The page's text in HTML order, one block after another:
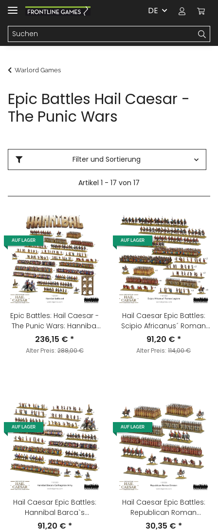
DE
Warlord Games
Epic Battles Hail Caesar -
The Punic Wars
Filter und Sortierung
Artikel 1 - 17 von 17
AUF LAGER
Epic Battles: Hail Caesar -
The Punic Wars: Hannibal
Battle Set
236,15 € *
Alter Preis:288,00 €
AUF LAGER
Hail Caesar Epic Battles:
Scipio Africanus´ Roman
Legions
91,20 € *
Alter Preis: 114,00 €
AUF LAGER
Hail Caesar Epic Battles:
Hannibal Barca`s
Carthaginian Army
91,20 € *
AUF LAGER
Hail Caesar Epic Battles:
Republican Roman
Division
30,35 € *